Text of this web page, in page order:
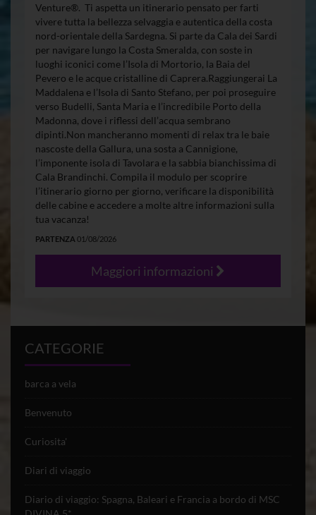
Venture®. Ti aspetta un itinerario pensato per farti
vivere tutta la bellezza selvaggia e autentica della costa
nord-orientale della Sardegna. Si parte da Cala dei Sardi
per navigare lungo la Costa Smeralda, con soste in
luoghi iconici come l’Isola di Mortorio, la Baia del
Pevero e le acque cristalline di Caprera.Raggiungerai La
Maddalena e l’Isola di Santo Stefano, per poi proseguire
verso Budelli, Santa Maria e l’incredibile Porto della
Madonna, dove i riflessi dell’acqua sembrano
dipinti.Non mancheranno momenti di relax tra le baie
nascoste della Gallura, una sosta a Cannigione,
l’imponente isola di Tavolara e la sabbia bianchissima di
Cala Brandinchi. Compila il modulo per scoprire
l’itinerario giorno per giorno, verificare la disponibilità
delle cabine e accedere a molte altre informazioni sulla
tua vacanza!
PARTENZA 01/08/2026
Maggiori informazioni
CATEGORIE
barca a vela
Benvenuto
Curiosita'
Diari di viaggio
Diario di viaggio: Spagna, Baleari e Francia a bordo di MSC